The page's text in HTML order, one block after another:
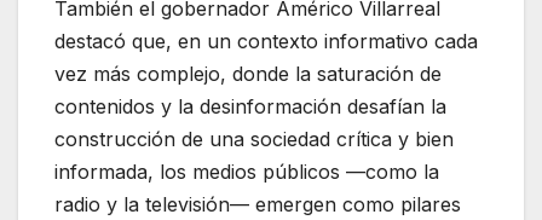
También el gobernador Américo Villarreal
destacó que, en un contexto informativo cada
vez más complejo, donde la saturación de
contenidos y la desinformación desafían la
construcción de una sociedad crítica y bien
informada, los medios públicos —como la
radio y la televisión— emergen como pilares